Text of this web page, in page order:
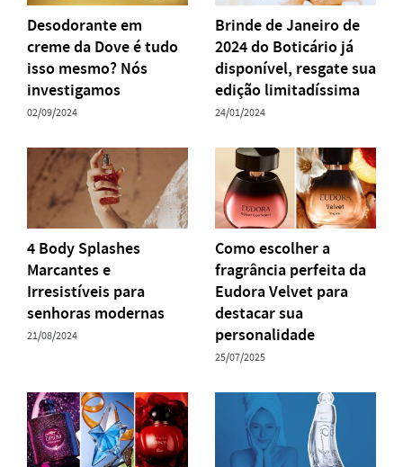
Desodorante em
creme da Dove é tudo
isso mesmo? Nós
investigamos
02/09/2024
Brinde de Janeiro de
2024 do Boticário já
disponível, resgate sua
edição limitadíssima
24/01/2024
4 Body Splashes
Marcantes e
Irresistíveis para
senhoras modernas
21/08/2024
Como escolher a
fragrância perfeita da
Eudora Velvet para
destacar sua
personalidade
25/07/2025